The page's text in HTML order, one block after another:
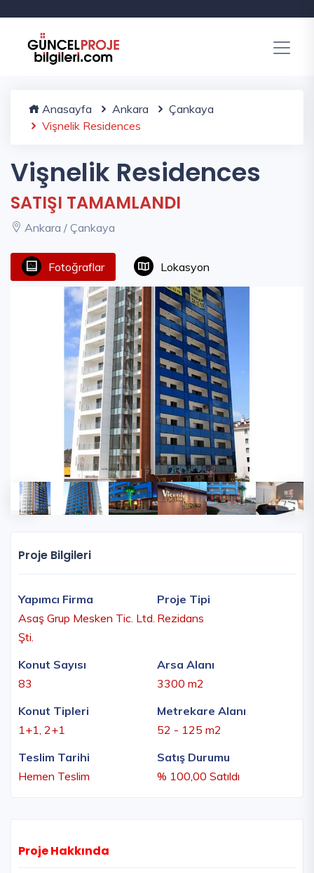
Anasayfa Ankara
Çankaya
Vişnelik Residences
Vişnelik Residences
SATIŞI TAMAMLANDI
Ankara / Çankaya
Fotoğraflar Lokasyon
Proje Bilgileri
Yapımcı Firma
Asaş Grup Mesken Tic. Ltd.
Şti.
Proje Tipi
Rezidans
Konut Sayısı
83
Arsa Alanı
3300 m2
Konut Tipleri
1+1, 2+1
Metrekare Alanı
52 - 125 m2
Teslim Tarihi
Hemen Teslim
Satış Durumu
% 100,00 Satıldı
Proje Hakkında